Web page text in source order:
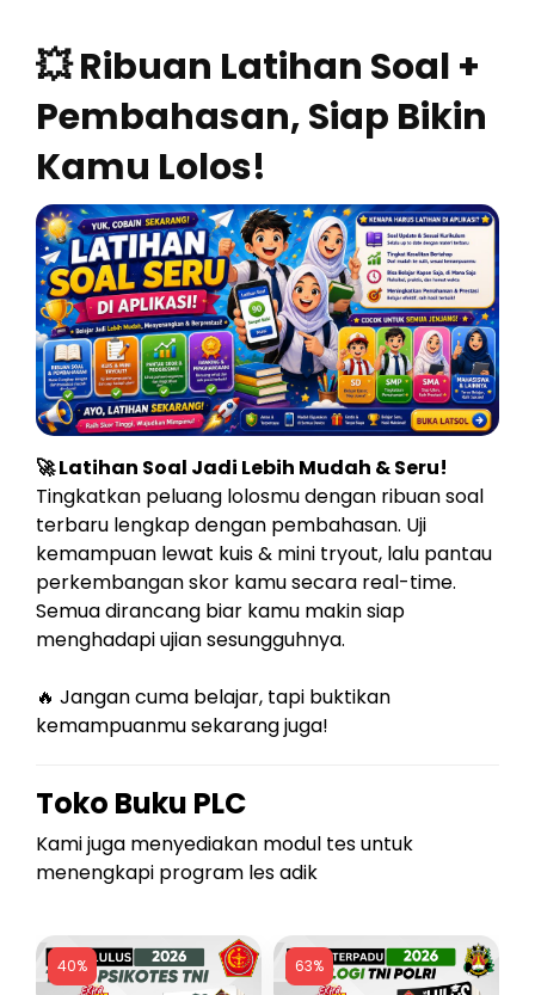
💥 Ribuan Latihan Soal +
Pembahasan, Siap Bikin
Kamu Lolos!
🚀 Latihan Soal Jadi Lebih Mudah & Seru!
Tingkatkan peluang lolosmu dengan ribuan soal
terbaru lengkap dengan pembahasan. Uji
kemampuan lewat kuis & mini tryout, lalu pantau
perkembangan skor kamu secara real-time.
Semua dirancang biar kamu makin siap
menghadapi ujian sesungguhnya.
🔥 Jangan cuma belajar, tapi buktikan
kemampuanmu sekarang juga!
Toko Buku PLC
Kami juga menyediakan modul tes untuk
menengkapi program les adik
40% 63%